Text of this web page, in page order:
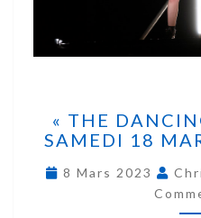
« THE
SAMEDI 18
8 Mars 2023